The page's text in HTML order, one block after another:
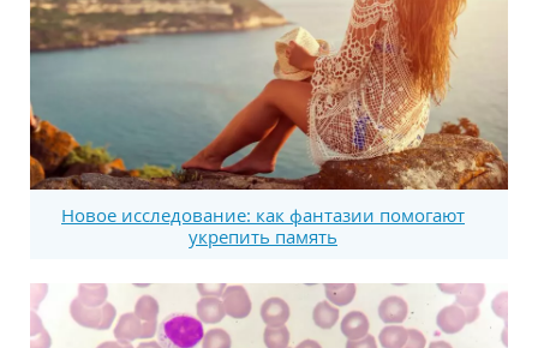
Новое исследование: как фантазии помогают
укрепить память